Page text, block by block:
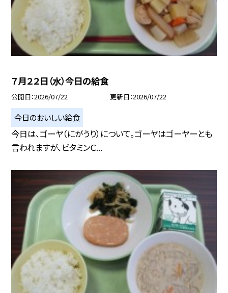
７月２２日（水）今日の給食
公開日 2026/07/22 更新日 2026/07/22
今日のおいしい給食
今日は、ゴーヤ（にがうり）について。ゴーヤはゴーヤーとも
言われますが、ビタミンＣ...